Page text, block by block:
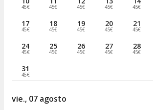
45€ 45€ 45€ 45€ 45€
17
45€
18
45€
19
45€
20
45€
21
45€
24
45€
25
45€
26
45€
27
45€
28
45€
31
45€
vie., 07 agosto